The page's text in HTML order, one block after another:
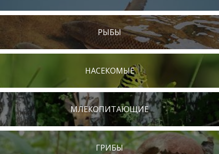
РЫБЫ
НАСЕКОМЫЕ
МЛЕКОПИТАЮЩИЕ
ГРИБЫ